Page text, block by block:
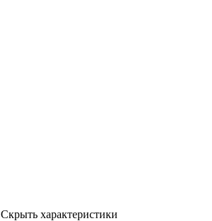
Скрыть характеристики